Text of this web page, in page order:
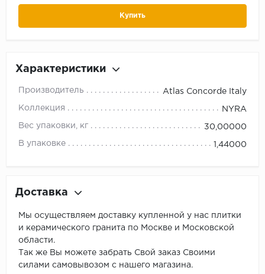
Купить
Характеристики
Производитель Atlas Concorde Italy
Коллекция NYRA
Вес упаковки, кг 30,00000
В упаковке 1,44000
Доставка
Мы осуществляем доставку купленной у нас плитки
и керамического гранита по Москве и Московской
области.
Так же Вы можете забрать Свой заказ Своими
силами самовывозом с нашего магазина.